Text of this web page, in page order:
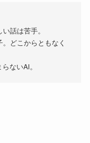
話は苦手。
どこからともなく
ないAI。